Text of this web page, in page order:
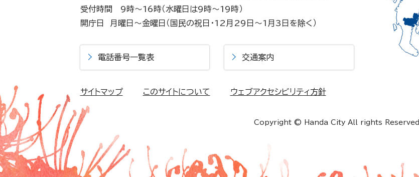
受付時間 9時～16時（水曜日は9時～19時）
開庁日 月曜日～金曜日（国民の祝日・12月29日～1月3日を除く）
電話番号一覧表 交通案内
サイトマップ このサイトについて ウェブアクセシビリティ方針
Copyright © Handa City All rights Reserved.